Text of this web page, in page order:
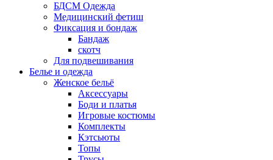
БДСМ Одежда
Медицинский фетиш
Фиксация и бондаж
Бандаж
скотч
Для подвешивания
Белье и одежда
Женское бельё
Аксессуары
Боди и платья
Игровые костюмы
Комплекты
Кэтсьюты
Топы